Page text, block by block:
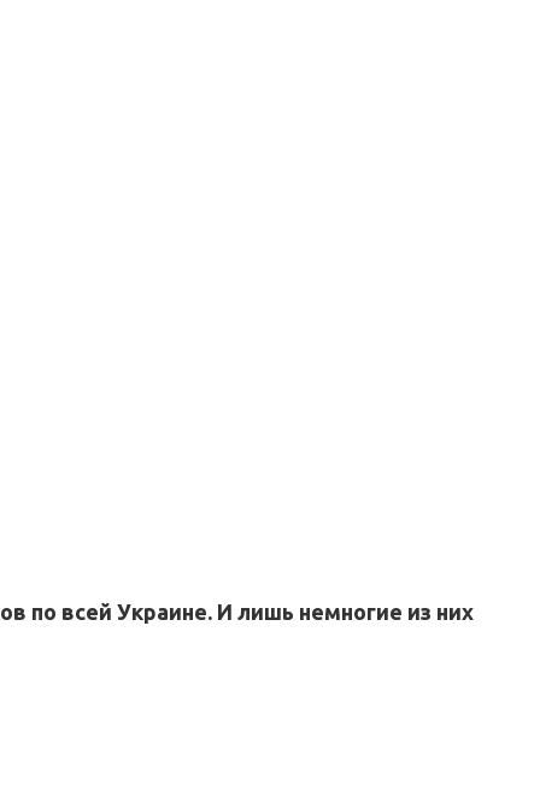
по всей Украине. И лишь немногие из них